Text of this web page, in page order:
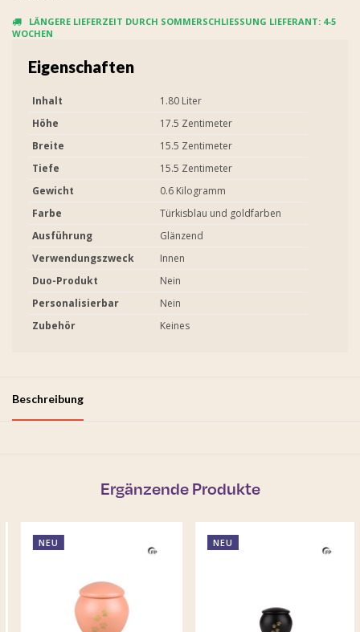
LÄNGERE LIEFERZEIT DURCH SOMMERSCHLIESSUNG LIEFERANT: 4-5 W
OCHEN
Eigenschaften
Inhalt
1.80 Liter
Höhe
17.5 Zentimeter
Breite
15.5 Zentimeter
Tiefe
15.5 Zentimeter
Gewicht
0.6 Kilogramm
Farbe
Türkisblau und goldfarben
Ausführung
Glänzend
Verwendungszweck
Innen
Duo-Produkt
Nein
Personalisierbar
Nein
Zubehör
Keines
Beschreibung
Ergänzende Produkte
NEU NEU